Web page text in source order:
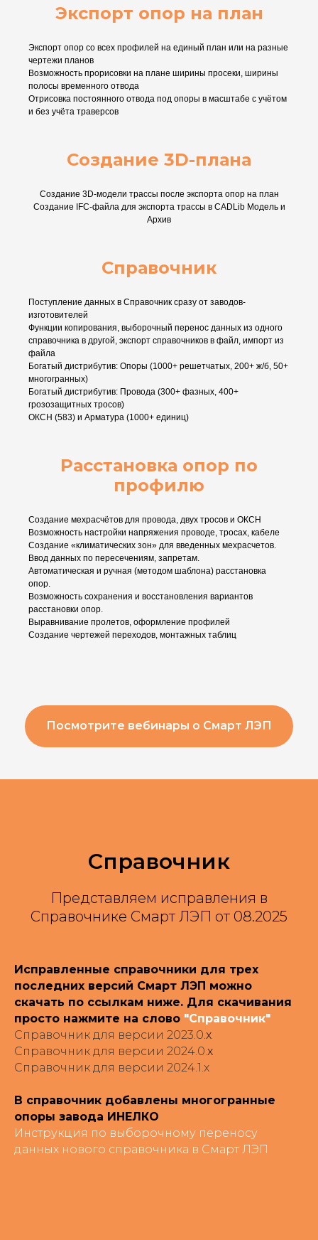
Экспорт опор на план
Экспорт опор со всех профилей на единый план или на разные
чертежи планов
Возможность прорисовки на плане ширины просеки, ширины
полосы временного отвода
Отрисовка постоянного отвода под опоры в масштабе с учётом
и без учёта траверсов
Создание 3D-плана
Создание 3D-модели трассы после экспорта опор на план
Создание IFC-файла для экспорта трассы в CADLib Модель и
Архив
Справочник
Поступление данных в Справочник сразу от заводов-
изготовителей
Функции копирования, выборочный перенос данных из одного
справочника в другой, экспорт справочников в файл, импорт из
файла
Богатый дистрибутив: Опоры (1000+ решетчатых, 200+ ж/б, 50+
многогранных)
Богатый дистрибутив: Провода (300+ фазных, 400+
грозозащитных тросов)
ОКСН (583) и Арматура (1000+ единиц)
Расстановка опор по
профилю
Создание мехрасчётов для провода, двух тросов и ОКСН
Возможность настройки напряжения проводе, тросах, кабеле
Создание «климатических зон» для введенных мехрасчетов.
Ввод данных по пересечениям, запретам.
Автоматическая и ручная (методом шаблона) расстановка
опор.
Возможность сохранения и восстановления вариантов
расстановки опор.
Выравнивание пролетов, оформление профилей
Создание чертежей переходов, монтажных таблиц
Посмотрите вебинары о Смарт ЛЭП
Справочник
Представляем исправления в
Справочнике Смарт ЛЭП от 08.2025
Исправленные справочники для трех
последних версий Смарт ЛЭП можно
скачать по ссылкам ниже. Для скачивания
просто нажмите на слово "Справочник"
Справочник для версии 2023.0.x
Справочник для версии 2024.0.x
Справочник для версии 2024.1.x
В справочник добавлены многогранные
опоры завода ИНЕЛКО
Инструкция по выборочному переносу
данных нового справочника в Смарт ЛЭП